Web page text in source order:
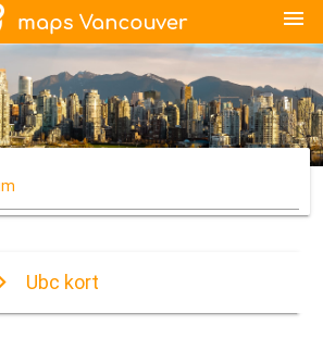
menu
Ubc kort